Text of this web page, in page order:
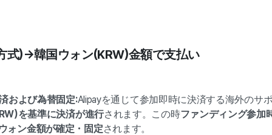
式)→韓国ウォン(KRW)金額で支払い
および為替固定:Alipayを通じて参加即時に決済する海外のサ
を基準に決済が進行されます。この時ファンディング参加
ォン金額が確定・固定されます。